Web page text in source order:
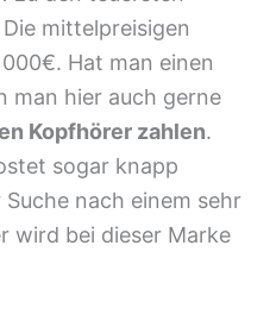
mittelpreisigen
Hat man einen
man hier auch gerne
Kopfhörer zahlen.
sogar knapp
nach einem sehr
wird bei dieser Marke